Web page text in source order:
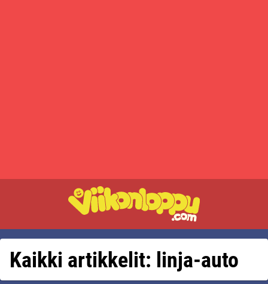
Kaikki artikkelit: linja-auto